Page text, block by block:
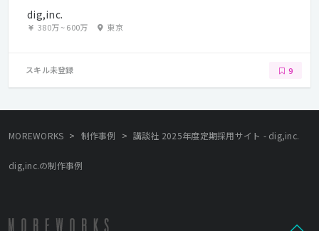
dig,inc.
380万~600万 東京
スキル未登録 9
MOREWORKS > 制作事例 > 講談社 2025年度定期採用サイト - dig,inc.
dig,inc.の制作事例